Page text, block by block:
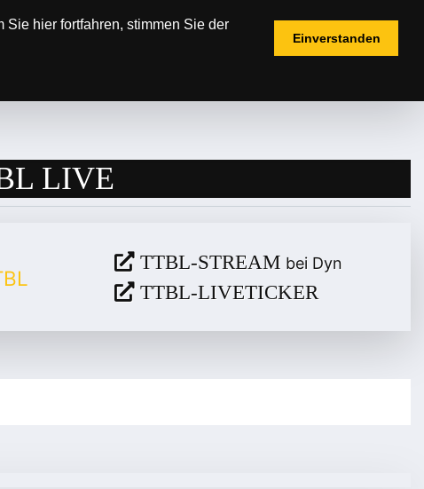
Sie hier fortfahren, stimmen Sie der
Einverstanden
LIVE
TTBL-STREAM bei Dyn
TTBL-LIVETICKER